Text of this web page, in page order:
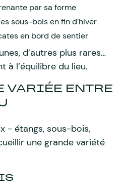
par sa forme
sous-bois en fin d’hiver
en bord de sentier
d’autres plus rares…
à l’équilibre du lieu.
VARIÉE ENTRE
- étangs, sous-bois,
une grande variété